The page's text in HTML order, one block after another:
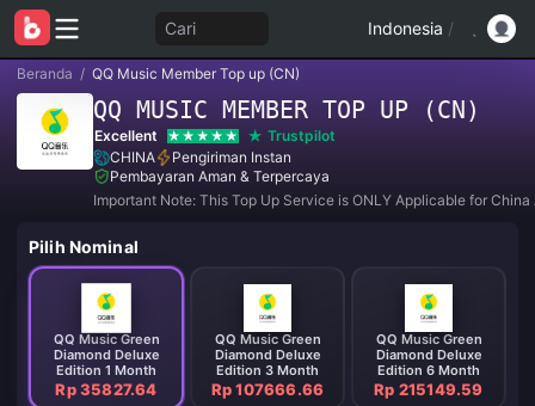
Cari Indonesia /
Beranda / QQ Music Member Top up (CN)
QQ MUSIC MEMBER TOP UP (CN)
Excellent
Trustpilot
CHINA
Pengiriman Instan
Pembayaran Aman & Terpercaya
Important Note: This Top Up Service is ONLY Applicable for
Pilih Nominal
QQ Music Green
Diamond Deluxe
Edition 1 Month
Rp 35827.64
QQ Music Green
Diamond Deluxe
Edition 3 Month
Rp 107666.66
QQ Music Green
Diamond Deluxe
Edition 6 Month
Rp 215149.59